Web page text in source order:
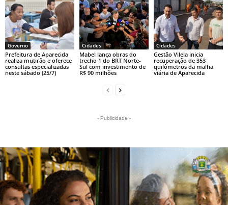
Governo
Prefeitura de Aparecida
realiza mutirão e oferece
consultas especializadas
neste sábado (25/7)
Cidades
Mabel lança obras do
trecho 1 do BRT Norte-
Sul com investimento de
R$ 90 milhões
Cidades
Gestão Vilela inicia
recuperação de 353
quilômetros da malha
viária de Aparecida
- Publicidade -